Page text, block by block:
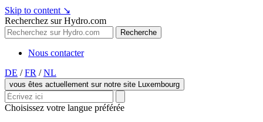
Skip to content ↘
Recherchez sur Hydro.com
Recherche
Nous contacter
DE / FR / NL
vous êtes actuellement sur notre site Luxembourg
Choisissez votre langue préférée